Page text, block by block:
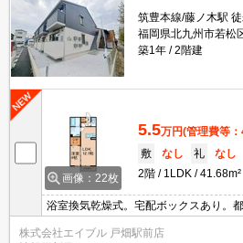
筑豊本線/藤ノ木駅
福岡県北九州市若松
築1年
2階建
画像：22枚
5.5万円(管理費等
敷
なし 礼
なし
2階
1LDK 41.68m²
浴室換気乾燥式。宅配ボックスあり。
賃の0.55ヵ月分。清掃費60,500円。鍵
0円家賃減額キャンペーン中!。
株式会社エイブル 戸畑駅前店